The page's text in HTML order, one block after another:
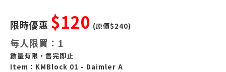
限時優惠 $120 (原價$240)
每人限買：1
數量有限，售完即止
Item： KMBlock 01 - Daimler A